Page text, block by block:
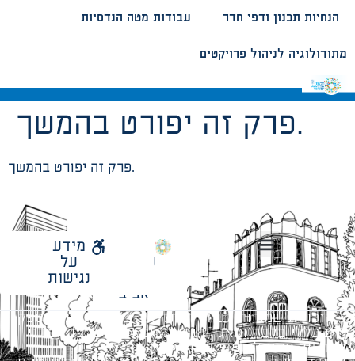
עבודות מטה הנדסיות הנחיות תכנון ודפי חדר
מתודולוגיה לניהול פרויקטים
פרק זה יפורט בהמשך.
פרק זה יפורט בהמשך.
עיריית
אביב
מידע
על
נגישות
כל הזכויות שמורות לעיריית תל-אביב-יפו. האתר מספק
מידע כללי בלבד ומאגד הנחיות תכנוניות בלבד למבני
ציבור על פי נהלי עיריית תל אביב-יפו.